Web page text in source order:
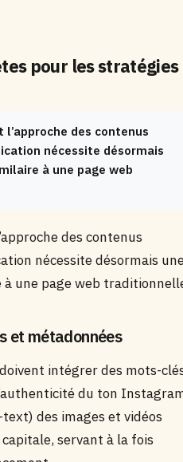
pour les stratégies
des contenus
nécessite désormais
à une page web
des contenus
nécessite désormais
une page web
et métadonnées
intégrer des mots-
du ton
des images et vidéos
servant à la fois